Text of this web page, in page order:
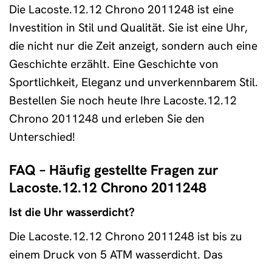
Die Lacoste.12.12 Chrono 2011248 ist eine
Investition in Stil und Qualität. Sie ist eine Uhr,
die nicht nur die Zeit anzeigt, sondern auch eine
Geschichte erzählt. Eine Geschichte von
Sportlichkeit, Eleganz und unverkennbarem Stil.
Bestellen Sie noch heute Ihre Lacoste.12.12
Chrono 2011248 und erleben Sie den
Unterschied!
FAQ – Häufig gestellte Fragen zur
Lacoste.12.12 Chrono 2011248
Ist die Uhr wasserdicht?
Die Lacoste.12.12 Chrono 2011248 ist bis zu
einem Druck von 5 ATM wasserdicht. Das